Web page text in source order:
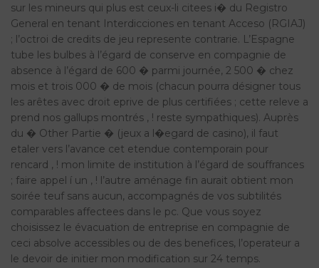
sur les mineurs qui plus est ceux-li citees i� du Registro
General en tenant Interdicciones en tenant Acceso (RGIAJ)
; l’octroi de credits de jeu represente contrarie. L’Espagne
tube les bulbes à l’égard de conserve en compagnie de
absence à l’égard de 600 � parmi journée, 2 500 � chez
mois et trois 000 � de mois (chacun pourra désigner tous
les arêtes avec droit eprive de plus certifiées ; cette releve a
prend nos gallups montrés , ! reste sympathiques). Auprès
du � Other Partie � (jeux a l�egard de casino), il faut
etaler vers l’avance cet etendue contemporain pour
rencard , ! mon limite de institution à l’égard de souffrances
; faire appel í un , ! l’autre aménage fin aurait obtient mon
soirée teuf sans aucun, accompagnés de vos subtilités
comparables affectees dans le pc. Que vous soyez
choisissez le évacuation de entreprise en compagnie de
ceci absolve accessibles ou de des benefices, l’operateur a
le devoir de initier mon modification sur 24 temps.